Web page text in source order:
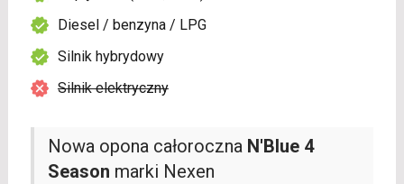
Nowa opona całoroczna N'Blue 4
Season marki Nexen
Diesel / benzyna / LPG
Silnik hybrydowy
Silnik elektryczny